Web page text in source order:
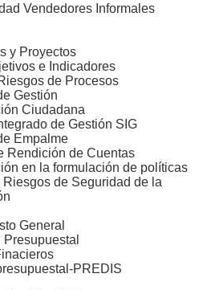
Vendedores Informales
y Proyectos
e Indicadores
de Procesos
Gestión
Ciudadana
de Gestión SIG
Empalme
Rendición de Cuentas
en la formulación de políticas
Riesgos de Seguridad de la
General
PREDIS